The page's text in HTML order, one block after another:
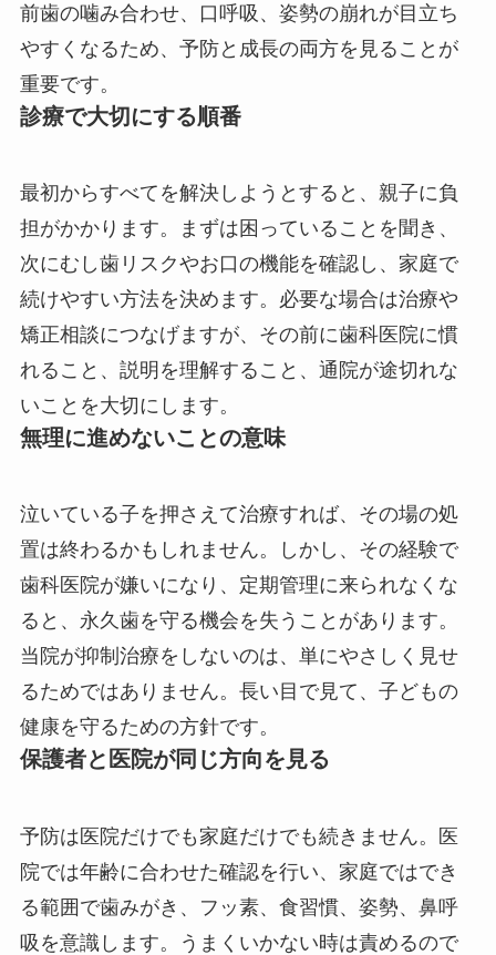
前歯の噛み合わせ、口呼吸、姿勢の崩れが目立ち
やすくなるため、予防と成長の両方を見ることが
重要です。
診療で大切にする順番
最初からすべてを解決しようとすると、親子に負
担がかかります。まずは困っていることを聞き、
次にむし歯リスクやお口の機能を確認し、家庭で
続けやすい方法を決めます。必要な場合は治療や
矯正相談につなげますが、その前に歯科医院に慣
れること、説明を理解すること、通院が途切れな
いことを大切にします。
無理に進めないことの意味
泣いている子を押さえて治療すれば、その場の処
置は終わるかもしれません。しかし、その経験で
歯科医院が嫌いになり、定期管理に来られなくな
ると、永久歯を守る機会を失うことがあります。
当院が抑制治療をしないのは、単にやさしく見せ
るためではありません。長い目で見て、子どもの
健康を守るための方針です。
保護者と医院が同じ方向を見る
予防は医院だけでも家庭だけでも続きません。医
院では年齢に合わせた確認を行い、家庭ではでき
る範囲で歯みがき、フッ素、食習慣、姿勢、鼻呼
吸を意識します。うまくいかない時は責めるので